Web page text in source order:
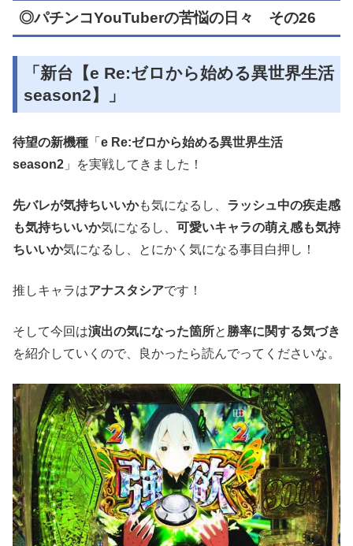
◎パチンコYouTuberの苦悩の日々 その26
「新台【e Re:ゼロから始める異世界生活
season2】」
待望の新機種 「 e Re:ゼロから始める異世界生活
season2 」を実戦してきました！
先バレが気持ちいいかも気になるし、 ラッシュ中の疾走感
も気持ちいいか気になるし、 可愛いキャラの萌え感も気持
ちいいか気になるし、とにかく気になる事目白押し！
推しキャラはアナスタシアです！
そして今回は演出の気になった箇所と 勝率に関する気づき
を紹介していくので、良かったら読んでってくださいな。